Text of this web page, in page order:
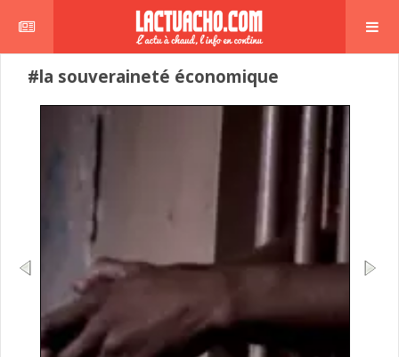
#la souveraineté économique